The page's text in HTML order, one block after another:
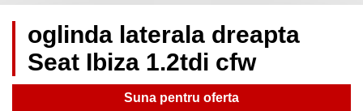
oglinda laterala dreapta
Seat Ibiza 1.2tdi cfw
Suna pentru oferta